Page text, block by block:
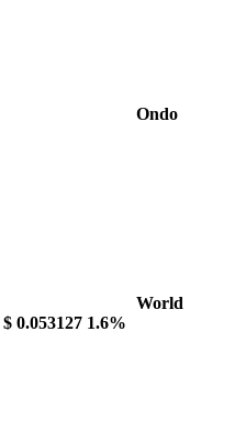
Ondo
World
$ 0.053127 1.6%